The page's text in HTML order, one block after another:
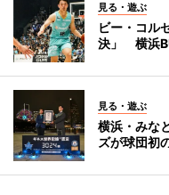
見る・遊ぶ
ビー・コル
決」 横浜
見る・遊ぶ
横浜・みな
ズが球団初